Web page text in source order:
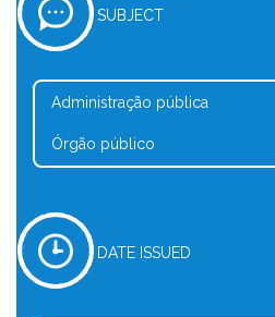
SUBJECT
Administração pública
Órgão público
DATE ISSUED